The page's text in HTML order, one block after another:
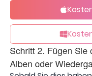
Schritt 2. Fügen Sie
Alben oder